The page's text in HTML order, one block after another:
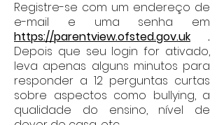
Registre-se com um endereço de
e-mail e uma senha em
https://parentview.ofsted.gov.uk .
Depois que seu login for ativado,
leva apenas alguns minutos para
responder a 12 perguntas curtas
sobre aspectos como bullying, a
qualidade do ensino, nível de